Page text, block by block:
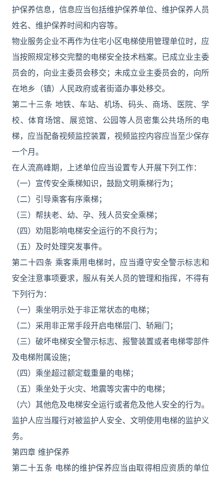
护保养信息，信息应当包括维护保养单位、维护保养人员
姓名、维护保养时间和内容等。
物业服务企业不再作为住宅小区电梯使用管理单位时，应
当按照规定移交完整的电梯安全技术档案。已成立业主委
员会的，向业主委员会移交；未成立业主委员会的，向所
在地乡（镇）人民政府或者街道办事处移交。
第二十三条 地铁、车站、机场、码头、商场、医院、学
校、体育场馆、展览馆、公园等人员密集公共场所的电
梯，应当配备视频监控装置，视频监控内容应当至少保存
一个月。
在人流高峰期，上述单位应当设置专人开展下列工作：
（一）宣传安全乘梯知识，鼓励文明乘梯行为；
（二）引导乘客有序乘梯；
（三）帮扶老、幼、孕、残人员安全乘梯；
（四）劝阻影响电梯安全运行的不良行为；
（五）及时处理突发事件。
第二十四条 乘客乘用电梯时，应当遵守安全警示标志和
安全注意事项要求，服从有关人员的管理和指挥，不得有
下列行为：
（一）乘坐明示处于非正常状态的电梯；
（二）采用非正常手段开启电梯层门、轿厢门；
（三）破坏电梯安全警示标志、报警装置或者电梯零部件
及电梯附属设施；
（四）乘坐超过额定载重量的电梯；
（五）乘坐处于火灾、地震等灾害中的电梯；
（六）其他危及电梯安全运行或者危及他人安全的行为。
监护人应当履行对被监护人安全、文明使用电梯的监护义
务。
第四章 维护保养
第二十五条 电梯的维护保养应当由取得相应资质的单位